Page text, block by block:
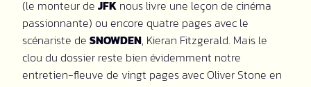
(le monteur de JFK nous livre une leçon de cinéma
passionnante) ou encore quatre pages avec le
scénariste de SNOWDEN, Kieran Fitzgerald. Mais le
clou du dossier reste bien évidemment notre
entretien-fleuve de vingt pages avec Oliver Stone en